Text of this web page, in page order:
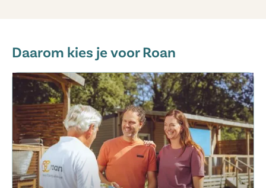
Daarom kies je voor Roan